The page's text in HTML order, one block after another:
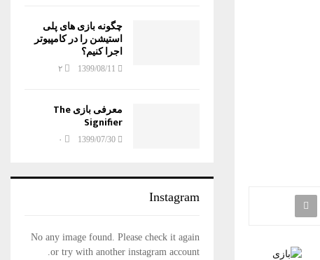
چگونه بازی های پلی
استیشن را در کامپیوتر
اجرا کنیم؟
1399/08/11 ۲
معرفی بازی The
Signifier
1399/07/30 ۰
Instagram
No any image found. Please check it again
or try with another instagram account.